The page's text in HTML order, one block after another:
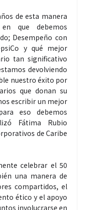
de esta manera
que debemos
Desempeño con
y qué mejor
tan significativo
devolviendo
nuestro éxito por
que donan su
escribir un mejor
eso debemos
Fátima Rubio
de Caribe
celebrar el 50
una manera de
compartidos, el
ético y el apoyo
involucrarse en